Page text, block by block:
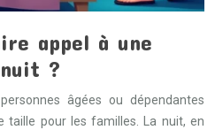
appel à une
?
âgées ou dépendantes
taille pour les familles. La nuit, en